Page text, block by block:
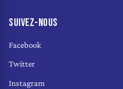
SUIVEZ-NOUS
Facebook
Twitter
Instagram